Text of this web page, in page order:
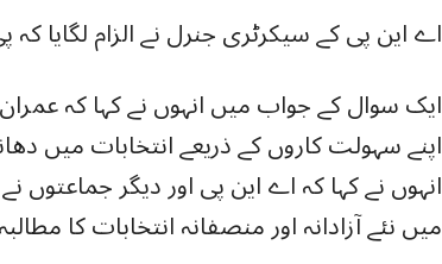
اے این پی کے سیکرٹری جنرل نے الزام لگایا
ایک سوال کے جواب میں انہوں نے کہا کہ
اپنے سہولت کاروں کے ذریعے انتخابات میں
انہوں نے کہا کہ اے این پی اور دیگر جماعتوں
میں نئے آزادانہ اور منصفانہ انتخابات کا